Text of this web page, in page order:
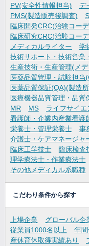
PV(安全性情報担当)
デ
PMS(製造販売後調査)
臨床開発CRC(治験コー
臨床研究CRC(治験コー
メディカルライター
学
技術サポート・技術営業
生産技術・生産管理(メ
医薬品質管理・試験担当
医薬品質保証(QA)(製造
医療機器品質管理・品質
MR
MS ライフサイ
看護師・企業内産業看護
栄養士・管理栄養士
事
介護士・ケアマネージャ
臨床工学技士
臨床検査
理学療法士・作業療法士
その他メディカル系職種
こだわり条件から探す
上場企業 グローバル企
従業員1000名以上
年
産休育休取得実績あり